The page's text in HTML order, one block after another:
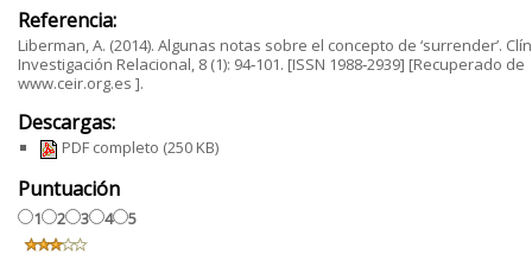
Referencia:
Liberman, A. (2014). Algunas notas sobre el concepto de ‘surrender’.
Investigación Relacional, 8 (1): 94‐101. [ISSN 1988‐2939] [Recuperado de
www.ceir.org.es ].
Descargas:
PDF completo (250 KB)
Puntuación
1 2 3 4 5